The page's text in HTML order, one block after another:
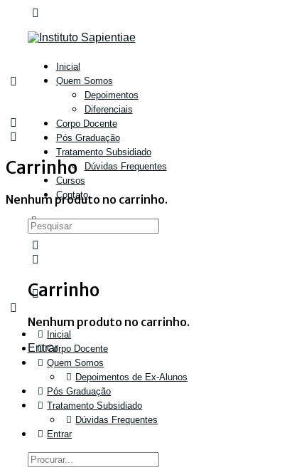
Inicial
Quem Somos
Depoimentos
Diferenciais
Corpo Docente
Pós Graduação
Tratamento Subsidiado
Dúvidas Frequentes
Cursos
Contato
Carrinho
Nenhum produto no carrinho.
Entrar
Carrinho
Nenhum produto no carrinho.
Inicial
Corpo Docente
Quem Somos
Depoimentos de Ex-Alunos
Pós Graduação
Tratamento Subsidiado
Dúvidas Frequentes
Entrar